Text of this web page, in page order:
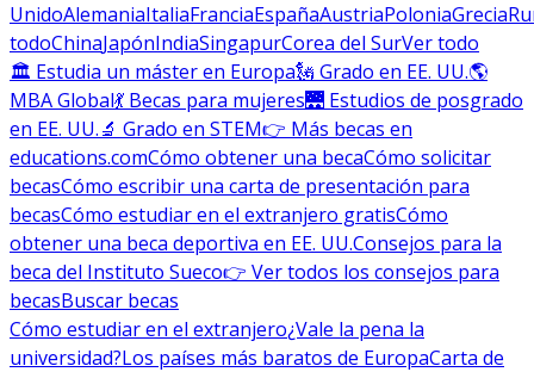
UnidoAlemaniaItaliaFranciaEspañaAustriaPoloniaGrecia
todoChinaJapónIndiaSingapurCorea del SurVer todo
🏛 Estudia un máster en Europa🗽 Grado en EE. UU.🌎
MBA Global💃 Becas para mujeres🌉 Estudios de posgrado
en EE. UU.🔬 Grado en STEM👉 Más becas en
educations.comCómo obtener una becaCómo solicitar
becasCómo escribir una carta de presentación para
becasCómo estudiar en el extranjero gratisCómo
obtener una beca deportiva en EE. UU.Consejos para la
beca del Instituto Sueco👉 Ver todos los consejos para
becasBuscar becas
Cómo estudiar en el extranjero¿Vale la pena la
universidad?Los países más baratos de EuropaCarta de